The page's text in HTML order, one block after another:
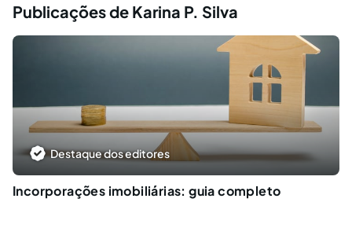
Publicações de Karina P. Silva
Destaque dos editores
Incorporações imobiliárias: guia completo